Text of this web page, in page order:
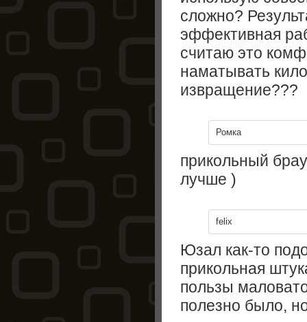
сложно?
эффективная
считаю это
наматывать
извращение???
Ромка
прикольный
лучше )
felix
Юзал как-то
прикольная
пользы
полезно было,